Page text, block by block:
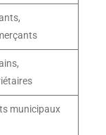
municipaux